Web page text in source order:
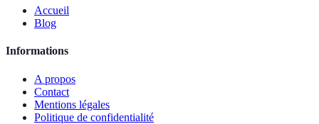
Accueil
Blog
Informations
A propos
Contact
Mentions légales
Politique de confidentialité